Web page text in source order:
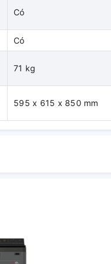
Có
Có
71 kg
595 x 615 x 850 mm